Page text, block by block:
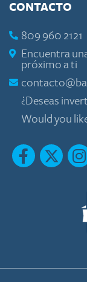
CONTACTO
809 960 2121
Encuentra
próximo a ti
¿Deseas
Would you